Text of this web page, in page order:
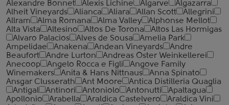
Alexandre Bonnet
Alexis Lichine Algarve
Algazarra
Alheit Vineyards
Alianca Aliara Allan Scott
Allegrini
Allram
Alma Romana Alma Valley
Alphonse Mellot
Alta Vista
Altesino Altos De Torona
Altos Las Hormigas
Alvaro Palacios
Alves de Sousa
Amelia Park
Ampelidae
Anakena Andean Vineyards
Andre
Beaufort
Andre Lurton
Andreas Oster Weinkellerei
Anecoop
Angelo Rocca е Figli
Angove Family
Winemakers
Anita & Hans Nittnaus
Anna Spinato
Ansgar Clusserath
Ant Moore
Antica Distilleria Quaglia
Antigal
Antinori Antoniolo Antonutti
Apaltagua
Apollonio
Arabella Araldica Castelvero
Araldica Vini